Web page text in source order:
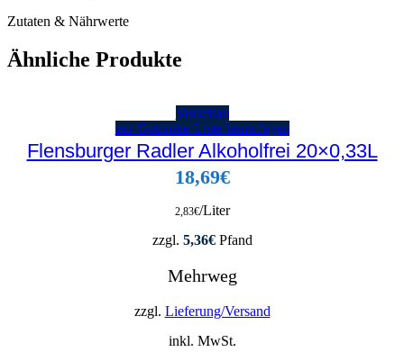
Zutaten & Nährwerte
Ähnliche Produkte
Vorschau
zur Getränke-Liste hinzufügen
Flensburger Radler Alkoholfrei 20×0,33L
18,69€
2,83€/Liter
zzgl. 5,36€Pfand
Mehrweg
zzgl. Lieferung/Versand
inkl. MwSt.